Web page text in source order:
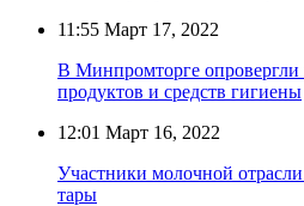
11:55 Март 17, 2022
В Минпромторге
продуктов и средств гигиены
12:01 Март 16, 2022
Участники молочной
тары